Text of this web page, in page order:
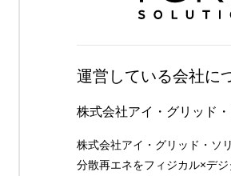
運営している会社に
株式会社アイ・グリッド
株式会社アイ・グリッド・ソ
分散再エネをフィジカル×デジ